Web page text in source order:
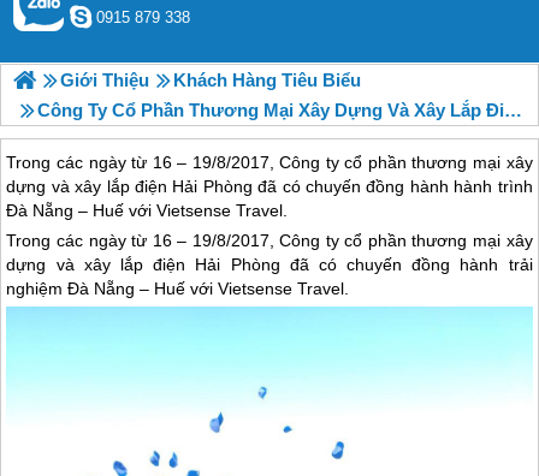
0915 879 338
Giới Thiệu
Khách Hàng Tiêu Biểu
Công Ty Cổ Phần Thương Mại Xây Dựng Và Xây Lắp Điện Hải Phòng
Trong các ngày từ 16 – 19/8/2017, Công ty cổ phần thương mại xây
dựng và xây lắp điện Hải Phòng đã có chuyến đồng hành hành trình
Đà Nẵng – Huế với Vietsense Travel.
Trong các ngày từ 16 – 19/8/2017, Công ty cổ phần thương mại xây
dựng và xây lắp điện Hải Phòng đã có chuyến đồng hành trải
nghiệmĐà Nẵng – Huế với Vietsense Travel.